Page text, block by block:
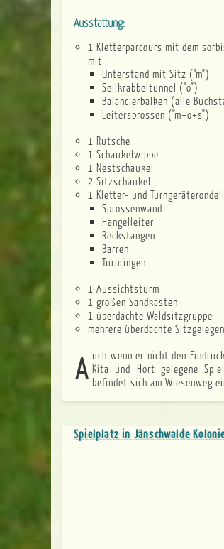
Ausstattung:
1 Kletterparcours mit dem
mit
Unterstand mit Sitz ("m")
Seilkrabbeltunnel ("o")
Balancierbalken (alle
Leitersprossen ("m+o+s")
1 Rutsche
1 Schaukelwippe
1 Nestschaukel
2 Sitzschaukel
1 Kletter- und
Sprossenwand
Hangelleiter
Reckstangen
Barren
Turnringen
1 Aussichtsturm
1 großen Sandkasten
1 überdachte Waldsitzgruppe
mehrere überdachte
Auch wenn er nicht den Eindruck erweckt, der hinter dem Gebäude von Kita und Hort gelegene
befindet sich am Wiesenweg
Spielplatz in Jänschwalde